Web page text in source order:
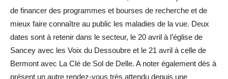
de financer des programmes et bourses de recherche et de
mieux faire connaître au public les maladies de la vue. Deux
dates sont à retenir dans le secteur, le 20 avril à l’église de
Sancey avec les Voix du Dessoubre et le 21 avril à celle de
Bermont avec La Clé de Sol de Delle. A noter également dès à
présent un autre rendez-vous très attendu depuis une